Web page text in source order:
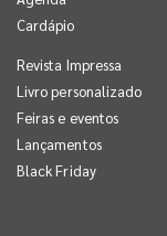
Cardápio
Revista Impressa
Livro personalizado
Feiras e eventos
Lançamentos
Black Friday